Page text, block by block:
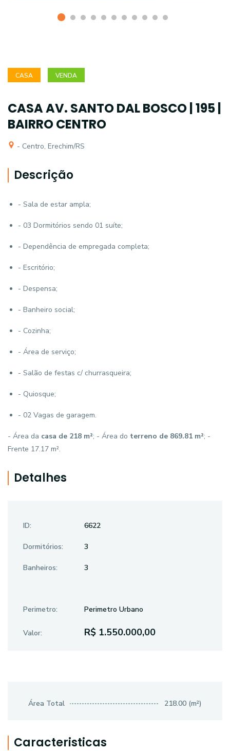
CASA VENDA
CASA AV. SANTO DAL BOSCO | 195 |
BAIRRO CENTRO
- Centro, Erechim/RS
Descrição
- Sala de estar ampla;
- 03 Dormitórios sendo 01 suíte;
- Dependência de empregada completa;
- Escritório;
- Despensa;
- Banheiro social;
- Cozinha;
- Área de serviço;
- Salão de festas c/ churrasqueira;
- Quiosque;
- 02 Vagas de garagem.
- Área da casa de 218 m²; - Área do terreno de 869.81 m²; -
Frente 17.17 m².
Detalhes
ID: 6622
Dormitórios: 3
Banheiros: 3
Perimetro: Perimetro Urbano
Valor: R$ 1.550.000,00
Área Total 218.00 (m²)
Caracteristicas